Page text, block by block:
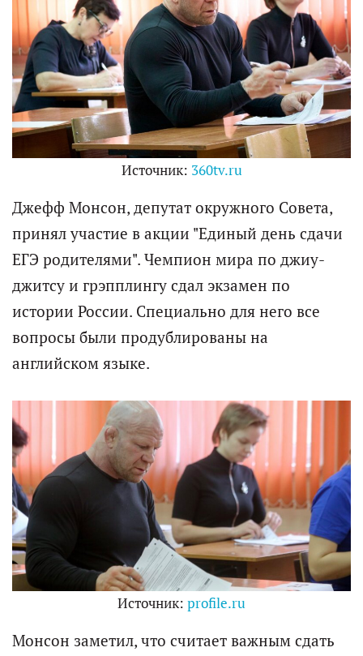
Источник: 360tv.ru
Джефф Монсон, депутат окружного Совета,
принял участие в акции "Единый день сдачи
ЕГЭ родителями". Чемпион мира по джиу-
джитсу и грэпплингу сдал экзамен по
истории России. Специально для него все
вопросы были продублированы на
английском языке.
Источник: profile.ru
Монсон заметил, что считает важным сдать